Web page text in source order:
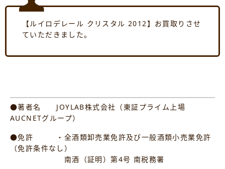
【ルイロデレール クリスタル 2012】お買取りさせ
ていただきました。
●著者名 JOYLAB株式会社（東証プライム上場
AUCNETグループ）
●免許 ・全酒類卸売業免許及び一般酒類小売業免許
（免許条件なし）
南酒（証明）第4号 南税務署